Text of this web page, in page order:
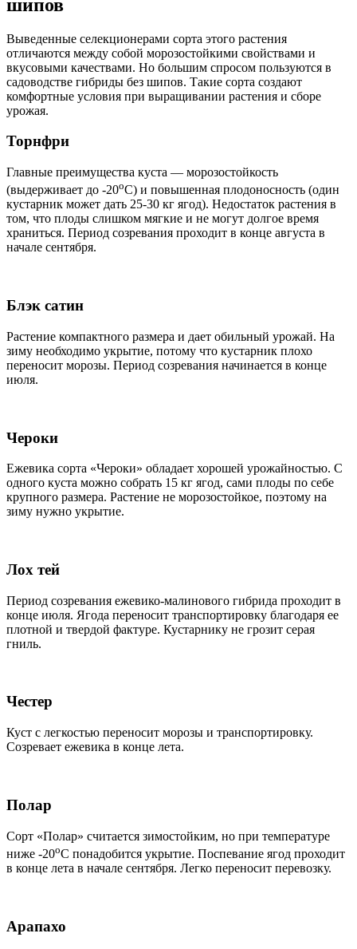
шипов
Выведенные селекционерами сорта этого растения
отличаются между собой морозостойкими свойствами и
вкусовыми качествами. Но большим спросом пользуются в
садоводстве гибриды без шипов. Такие сорта создают
комфортные условия при выращивании растения и сборе
урожая.
Торнфри
Главные преимущества куста — морозостойкость
(выдерживает до -20оС) и повышенная плодоносность (один
кустарник может дать 25-30 кг ягод). Недостаток растения в
том, что плоды слишком мягкие и не могут долгое время
храниться. Период созревания проходит в конце августа в
начале сентября.
Блэк сатин
Растение компактного размера и дает обильный урожай. На
зиму необходимо укрытие, потому что кустарник плохо
переносит морозы. Период созревания начинается в конце
июля.
Чероки
Ежевика сорта «Чероки» обладает хорошей урожайностью. С
одного куста можно собрать 15 кг ягод, сами плоды по себе
крупного размера. Растение не морозостойкое, поэтому на
зиму нужно укрытие.
Лох тей
Период созревания ежевико-малинового гибрида проходит в
конце июля. Ягода переносит транспортировку благодаря ее
плотной и твердой фактуре. Кустарнику не грозит серая
гниль.
Честер
Куст с легкостью переносит морозы и транспортировку.
Созревает ежевика в конце лета.
Полар
Сорт «Полар» считается зимостойким, но при температуре
ниже -20оС понадобится укрытие. Поспевание ягод проходит
в конце лета в начале сентября. Легко переносит перевозку.
Арапахо